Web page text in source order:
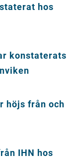
hos
konstaterats
höjs från och
IHN hos